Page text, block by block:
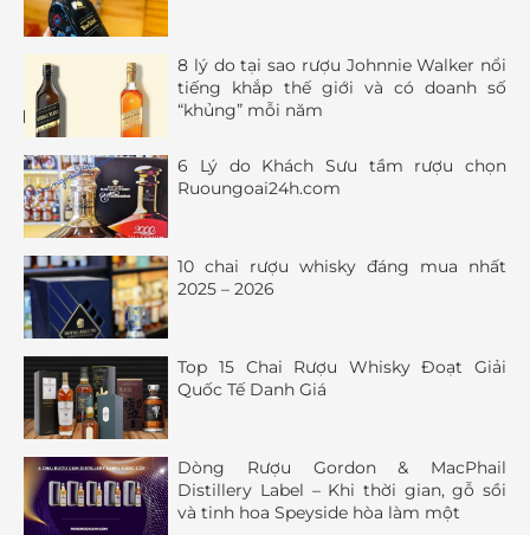
8 lý do tại sao rượu Johnnie Walker nổi
tiếng khắp thế giới và có doanh số
“khủng” mỗi năm
6 Lý do Khách Sưu tầm rượu chọn
Ruoungoai24h.com
10 chai rượu whisky đáng mua nhất
2025 – 2026
Top 15 Chai Rượu Whisky Đoạt Giải
Quốc Tế Danh Giá
Dòng Rượu Gordon & MacPhail
Distillery Label – Khi thời gian, gỗ sồi
và tinh hoa Speyside hòa làm một